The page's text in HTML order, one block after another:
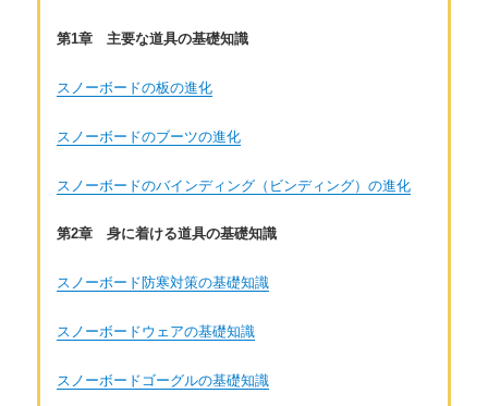
第1章 主要な道具の基礎知識
スノーボードの板の進化
スノーボードのブーツの進化
スノーボードのバインディング（ビンディング）の進化
第2章 身に着ける道具の基礎知識
スノーボード防寒対策の基礎知識
スノーボードウェアの基礎知識
スノーボードゴーグルの基礎知識